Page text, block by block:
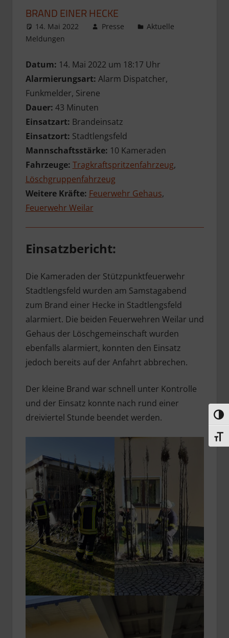
BRAND EINER HECKE
14. Mai 2022 Presse
Aktuelle
Meldungen
Datum: 14. Mai 2022 um 18:17 Uhr
Alarmierungsart: Alarm Dispatcher,
Funkmelder, Sirene
Dauer: 43 Minuten
Einsatzart: Brandeinsatz
Einsatzort: Stadtlengsfeld
Mannschaftsstärke: 10 Kameraden
Fahrzeuge: Tragkraftspritzenfahrzeug,
Löschgruppenfahrzeug
Weitere Kräfte: Feuerwehr Gehaus,
Feuerwehr Weilar
Einsatzbericht:
Die Kameraden der Stützpunktfeuerwehr
Stadtlengsfeld wurden am Samstagabend
zum Brand einer Hecke in Stadtlengsfeld
alarmiert. Die beiden Feuerwehren Weilar und
Gehaus der Löschgemeinschaft wurden
ebenfalls alarmiert, konnten den Einsatz
jedoch bereits auf der Anfahrt abbrechen.
Der kleine Brand war schnell unter Kontrolle
und der Einsatz konnte nach rund einer
dreiviertel Stunde beendet werden.